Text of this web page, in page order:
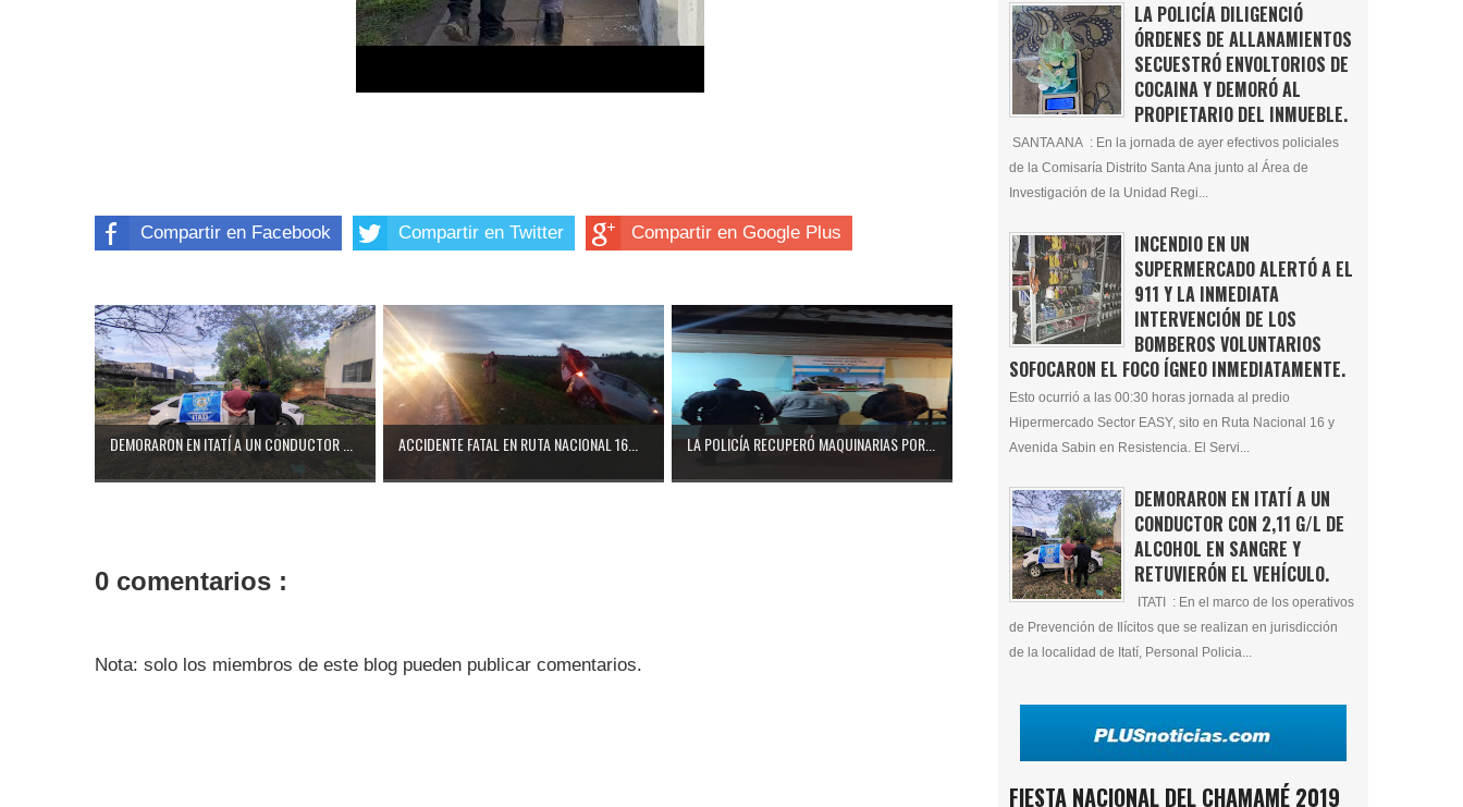
Compartir en Facebook Compartir en Twitter Compartir en Google Plus
DEMORARON EN ITATÍ A UN CONDUCTOR ... ACCIDENTE FATAL EN RUTA NACIONAL 16... LA POLICÍA RECUPERÓ MAQUINARIAS POR...
0 comentarios :
Nota: solo los miembros de este blog pueden publicar comentarios.
LA POLICÍA DILIGENCIÓ
ÓRDENES DE ALLANAMIENTOS
SECUESTRÓ ENVOLTORIOS DE
COCAINA Y DEMORÓ AL
PROPIETARIO DEL INMUEBLE.
SANTA ANA : En la jornada de ayer efectivos policiales
de la Comisaría Distrito Santa Ana junto al Área de
Investigación de la Unidad Regi...
INCENDIO EN UN
SUPERMERCADO ALERTÓ A EL
911 Y LA INMEDIATA
INTERVENCIÓN DE LOS
BOMBEROS VOLUNTARIOS
SOFOCARON EL FOCO ÍGNEO INMEDIATAMENTE.
Esto ocurrió a las 00:30 horas jornada al predio
Hipermercado Sector EASY, sito en Ruta Nacional 16 y
Avenida Sabin en Resistencia. El Servi...
DEMORARON EN ITATÍ A UN
CONDUCTOR CON 2,11 G/L DE
ALCOHOL EN SANGRE Y
RETUVIERÓN EL VEHÍCULO.
ITATI : En el marco de los operativos
de Prevención de Ilícitos que se realizan en jurisdicción
de la localidad de Itatí, Personal Policia...
FIESTA NACIONAL DEL CHAMAMÉ 2019